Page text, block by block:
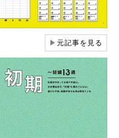
▶元記事を見る